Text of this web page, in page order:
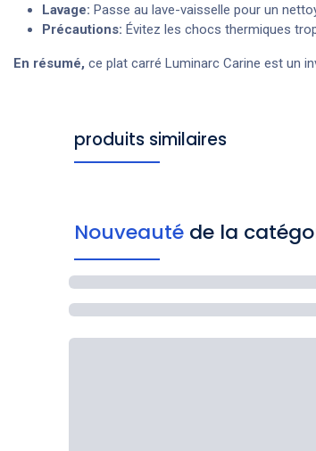
Lavage: Passe au lave-vaisselle pour un
Précautions: Évitez les chocs thermiques
En résumé, ce plat carré Luminarc Carine est un
produits similaires
Nouveauté de la